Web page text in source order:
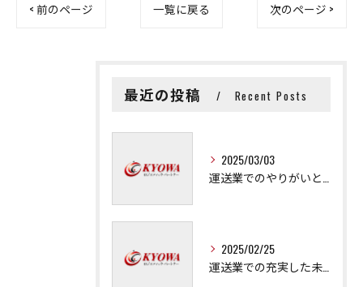
< 前のページ 一覧に戻る 次のページ >
最近の投稿 Recent Posts
2025/03/03
2025/02/25